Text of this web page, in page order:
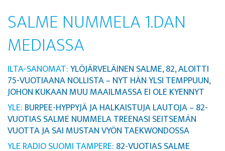
SALME NUMMELA 1.DAN
MEDIASSA
ILTA-SANOMAT:YLÖJÄRVELÄINEN SALME, 82, ALOITTI
75-VUOTIAANA NOLLISTA – NYT HÄN YLSI TEMPPUUN,
JOHON KUKAAN MUU MAAILMASSA EI OLE KYENNYT
YLE: BURPEE-HYPPYJÄ JA HALKAISTUJA LAUTOJA – 82-
VUOTIAS SALME NUMMELA TREENASI SEITSEMÄN
VUOTTA JA SAI MUSTAN VYÖN TAEKWONDOSSA
YLE RADIO SUOMI TAMPERE: 82-VUOTIAS SALME